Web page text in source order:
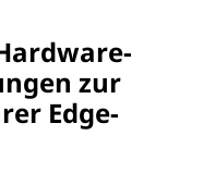
zur
Edge-